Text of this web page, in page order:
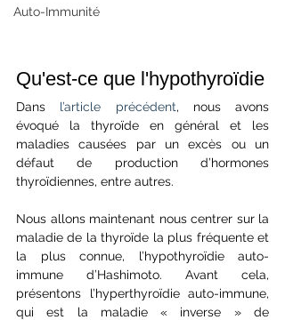
Auto-Immunité
Qu'est-ce que l'hypothyroïdie
Dans l’article précédent, nous avons
évoqué la thyroïde en général et les
maladies causées par un excès ou un
défaut de production d’hormones
thyroïdiennes, entre autres.
Nous allons maintenant nous centrer sur la
maladie de la thyroïde la plus fréquente et
la plus connue, l’hypothyroïdie auto-
immune d’Hashimoto. Avant cela,
présentons l’hyperthyroïdie auto-immune,
qui est la maladie « inverse » de